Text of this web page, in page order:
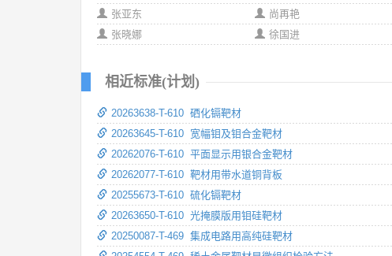
张亚东
尚再艳
张晓娜
徐国进
相近标准(计划)
20263638-T-610 硒化镉靶材
20263645-T-610 宽幅钼及钼合金靶材
20262076-T-610 平面显示用银合金靶材
20262077-T-610 靶材用带水道铜背板
20255673-T-610 硫化镉靶材
20263650-T-610 光掩膜版用钼硅靶材
20250087-T-469 集成电路用高纯硅靶材